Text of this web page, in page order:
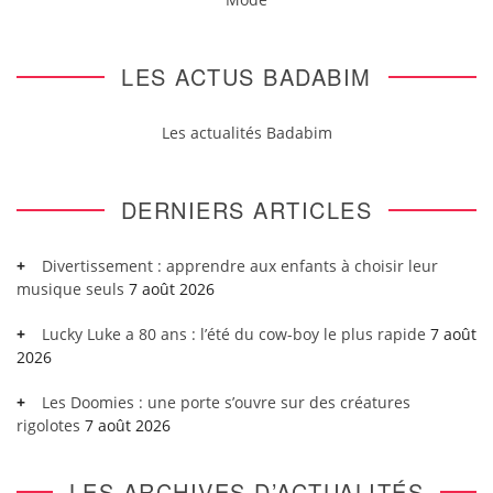
LES ACTUS BADABIM
Les actualités Badabim
DERNIERS ARTICLES
Divertissement : apprendre aux enfants à choisir leur
musique seuls 7 août 2026
Lucky Luke a 80 ans : l’été du cow-boy le plus rapide 7 août
2026
Les Doomies : une porte s’ouvre sur des créatures
rigolotes 7 août 2026